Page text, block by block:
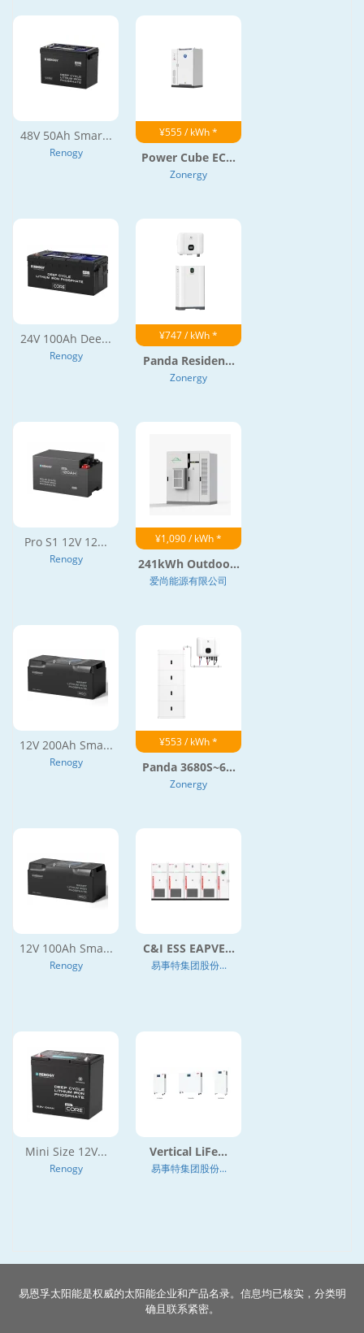
48V 50Ah Smar...
Renogy
¥555 / kWh *
Power Cube EC...
Zonergy
24V 100Ah Dee...
Renogy
¥747 / kWh *
Panda Residen...
Zonergy
Pro S1 12V 12...
Renogy
¥1,090 / kWh *
241kWh Outdoo...
爱尚能源有限公司
12V 200Ah Sma...
Renogy
¥553 / kWh *
Panda 3680S~6...
Zonergy
12V 100Ah Sma...
Renogy
C&I ESS EAPVE...
易事特集团股份...
Mini Size 12V...
Renogy
Vertical LiFe...
易事特集团股份...
易恩孚太阳能是权威的太阳能企业和产品名录。信息均已核实，分类明
确且联系紧密。